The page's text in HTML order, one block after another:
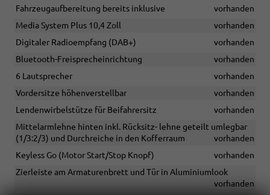
Fahrzeugaufbereitung bereits inklusive
vorhanden
Media System Plus 10,4 Zoll
vorhanden
Digitaler Radioempfang (DAB+)
vorhanden
Bluetooth-Freisprecheinrichtung
vorhanden
6 Lautsprecher
vorhanden
Vordersitze höhenverstellbar
vorhanden
Lendenwirbelstütze für Beifahrersitz
vorhanden
Mittelarmlehne hinten inkl. Rücksitz- lehne geteilt umlegbar
(1/3:2/3) und Durchreiche in den Kofferraum
vorhanden
Keyless Go (Motor Start/Stop Knopf)
vorhanden
Zierleiste am Armaturenbrett und Tür in Aluminiumlook
vorhanden